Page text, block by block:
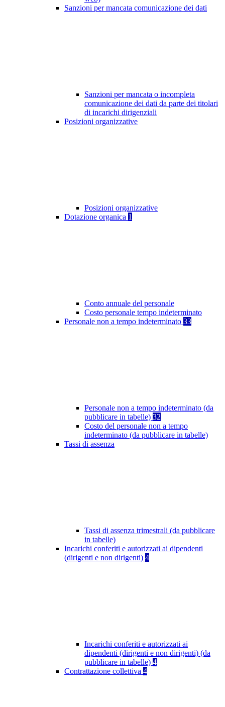
Sanzioni per mancata comunicazione dei dati
Sanzioni per mancata o incompleta
comunicazione dei dati da parte dei titolari
di incarichi dirigenziali
Posizioni organizzative
Posizioni organizzative
Dotazione organica 1
Conto annuale del personale
Costo personale tempo indeterminato
Personale non a tempo indeterminato 33
Personale non a tempo indeterminato (da
pubblicare in tabelle) 32
Costo del personale non a tempo
indeterminato (da pubblicare in tabelle)
Tassi di assenza
Tassi di assenza trimestrali (da pubblicare
in tabelle)
Incarichi conferiti e autorizzati ai dipendenti
(dirigenti e non dirigenti) 4
Incarichi conferiti e autorizzati ai
dipendenti (dirigenti e non dirigenti) (da
pubblicare in tabelle) 4
Contrattazione collettiva 4